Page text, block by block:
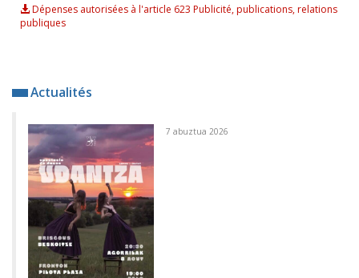
Dépenses autorisées à l'article 623 Publicité, publications, relations
publiques
Actualités
7 abuztua 2026